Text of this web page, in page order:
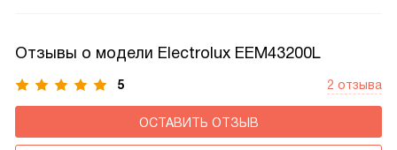
Отзывы о модели Electrolux EEM43200L
5 2 отзыва
ОСТАВИТЬ ОТЗЫВ